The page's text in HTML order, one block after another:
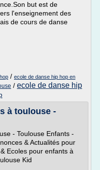
but est de
l'enseignement des
de cours de danse
/ ecole de danse hip hop en
/ ecole de danse hip
à toulouse -
- Toulouse Enfants -
& Actualités pour
Ecoles pour enfants à
Kid